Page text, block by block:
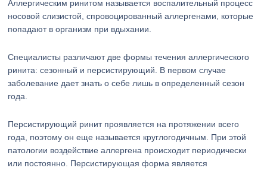
Аллергическим ринитом называется воспалительный процесс
носовой слизистой, спровоцированный аллергенами, которые
попадают в организм при вдыхании.
Специалисты различают две формы течения аллергического
ринита: сезонный и персистирующий. В первом случае
заболевание дает знать о себе лишь в определенный сезон
года.
Персистирующий ринит проявляется на протяжении всего
года, поэтому он еще называется круглогодичным. При этой
патологии воздействие аллергена происходит периодически
или постоянно. Персистирующая форма является